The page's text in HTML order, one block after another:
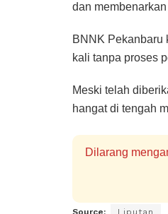
dan
BNNK Pekanbaru
kali tanpa proses
Meski telah
hangat di tengah
Dilarang
Source: Liputan